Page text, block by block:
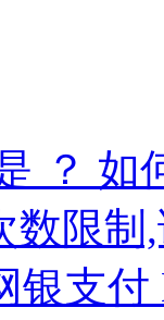
？ 如
数限
银支